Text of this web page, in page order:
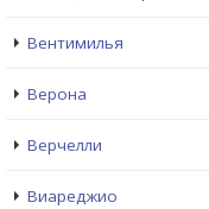
Вентимилья
Верона
Верчелли
Виареджио